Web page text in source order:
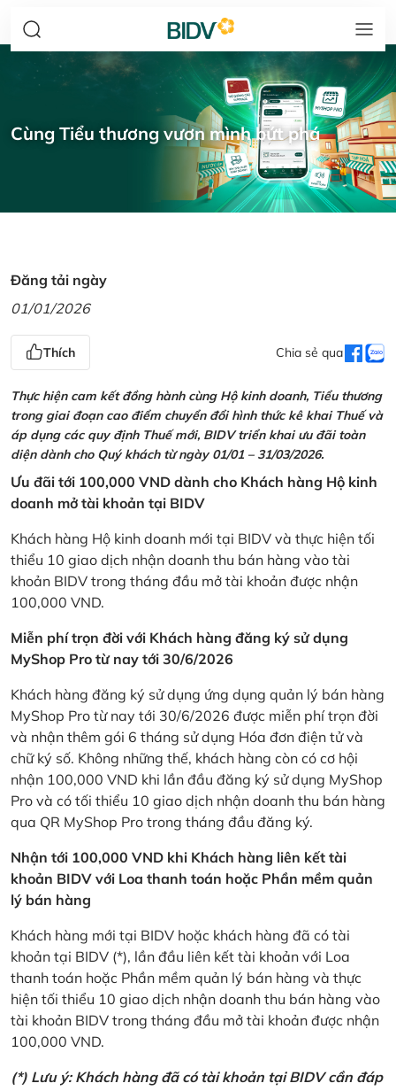
Cùng Tiểu thương vươn mình bứt phá
Đăng tải ngày
01/01/2026
Thích Chia sẻ qua
Thực hiện cam kết đồng hành cùng Hộ kinh doanh, Tiểu thương
trong giai đoạn cao điểm chuyển đổi hình thức kê khai Thuế và
áp dụng các quy định Thuế mới, BIDV triển khai ưu đãi toàn
diện dành cho Quý khách từ ngày 01/01 – 31/03/2026.
Ưu đãi tới 100,000 VND dành cho Khách hàng Hộ kinh
doanh mở tài khoản tại BIDV
Khách hàng Hộ kinh doanh mới tại BIDV và thực hiện tối
thiểu 10 giao dịch nhận doanh thu bán hàng vào tài
khoản BIDV trong tháng đầu mở tài khoản được nhận
100,000 VND.
Miễn phí trọn đời với Khách hàng đăng ký sử dụng
MyShop Pro từ nay tới 30/6/2026
Khách hàng đăng ký sử dụng ứng dụng quản lý bán hàng
MyShop Pro từ nay tới 30/6/2026 được miễn phí trọn đời
và nhận thêm gói 6 tháng sử dụng Hóa đơn điện tử và
chữ ký số. Không những thế, khách hàng còn có cơ hội
nhận 100,000 VND khi lần đầu đăng ký sử dụng MyShop
Pro và có tối thiểu 10 giao dịch nhận doanh thu bán hàng
qua QR MyShop Pro trong tháng đầu đăng ký.
Nhận tới 100,000 VND khi Khách hàng liên kết tài
khoản BIDV với Loa thanh toán hoặc Phần mềm quản
lý bán hàng
Khách hàng mới tại BIDV hoặc khách hàng đã có tài
khoản tại BIDV (*), lần đầu liên kết tài khoản với Loa
thanh toán hoặc Phần mềm quản lý bán hàng và thực
hiện tối thiểu 10 giao dịch nhận doanh thu bán hàng vào
tài khoản BIDV trong tháng đầu mở tài khoản được nhận
100,000 VND.
(*) Lưu ý: Khách hàng đã có tài khoản tại BIDV cần đáp